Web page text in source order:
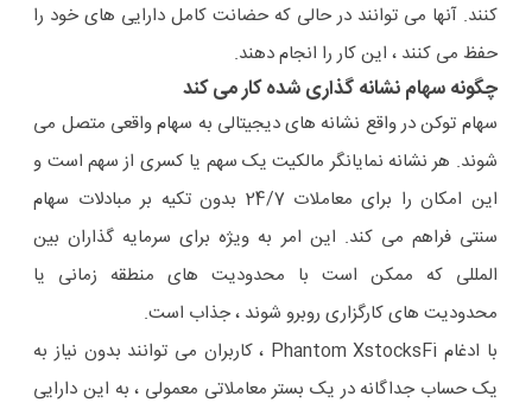
کنند. آنها می توانند در حالی که حضانت کامل دارایی های خود را
حفظ می کنند ، این کار را انجام دهند.
چگونه سهام نشانه گذاری شده کار می کند
سهام توکن در واقع نشانه های دیجیتالی به سهام واقعی متصل می
شوند. هر نشانه نمایانگر مالکیت یک سهم یا کسری از سهم است و
این امکان را برای معاملات 24/7 بدون تکیه بر مبادلات سهام
سنتی فراهم می کند. این امر به ویژه برای سرمایه گذاران بین
المللی که ممکن است با محدودیت های منطقه زمانی یا
محدودیت های کارگزاری روبرو شوند ، جذاب است.
با ادغام Phantom XstocksFi ، کاربران می توانند بدون نیاز به
یک حساب جداگانه در یک بستر معاملاتی معمولی ، به این دارایی